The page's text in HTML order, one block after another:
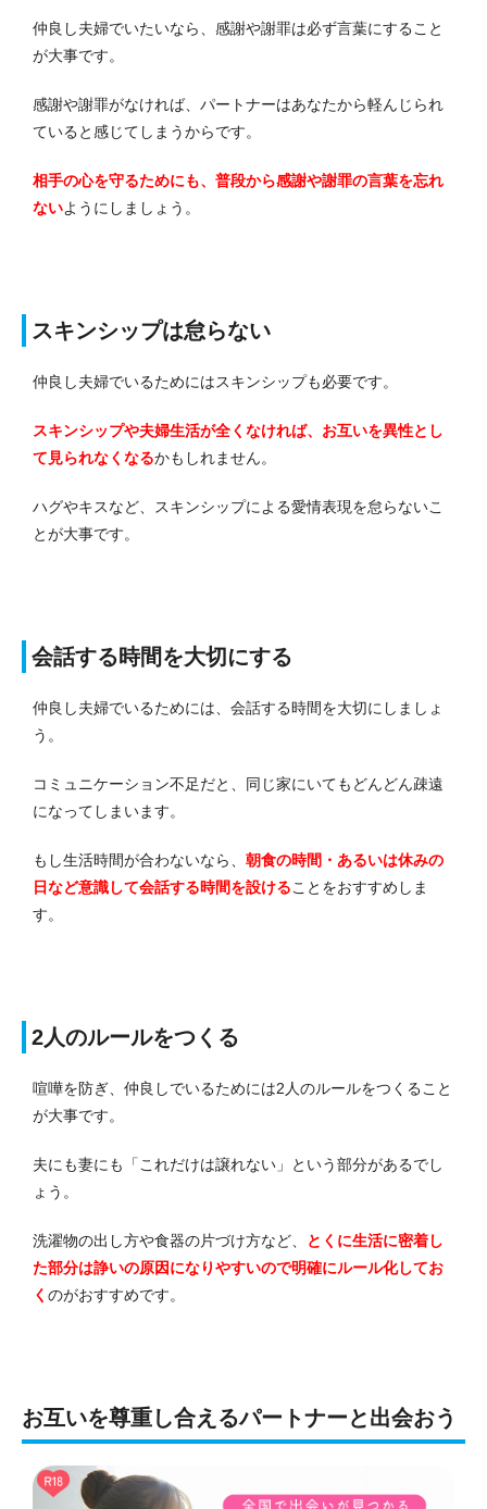
仲良し夫婦でいたいなら、感謝や謝罪は必ず言葉にすること
が大事です。
感謝や謝罪がなければ、パートナーはあなたから軽んじられ
ていると感じてしまうからです。
相手の心を守るためにも、普段から感謝や謝罪の言葉を忘れ
ないようにしましょう。
スキンシップは怠らない
仲良し夫婦でいるためにはスキンシップも必要です。
スキンシップや夫婦生活が全くなければ、お互いを異性とし
て見られなくなるかもしれません。
ハグやキスなど、スキンシップによる愛情表現を怠らないこ
とが大事です。
会話する時間を大切にする
仲良し夫婦でいるためには、会話する時間を大切にしましょ
う。
コミュニケーション不足だと、同じ家にいてもどんどん疎遠
になってしまいます。
もし生活時間が合わないなら、 朝食の時間・あるいは休みの
日など意識して会話する時間を設けることをおすすめしま
す。
2人のルールをつくる
喧嘩を防ぎ、仲良しでいるためには2人のルールをつくること
が大事です。
夫にも妻にも「これだけは譲れない」という部分があるでし
ょう。
洗濯物の出し方や食器の片づけ方など、
とくに生活に密着し
た部分は諍いの原因になりやすいので明確にルール化してお
く のがおすすめです。
お互いを尊重し合えるパートナーと出会おう